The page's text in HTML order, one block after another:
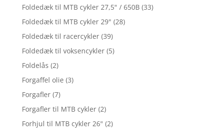
Foldedæk til MTB cykler 27,5" / 650B (33)
Foldedæk til MTB cykler 29" (28)
Foldedæk til racercykler (39)
Foldedæk til voksencykler (5)
Foldelås (2)
Forgaffel olie (3)
Forgafler (7)
Forgafler til MTB cykler (2)
Forhjul til MTB cykler 26" (2)